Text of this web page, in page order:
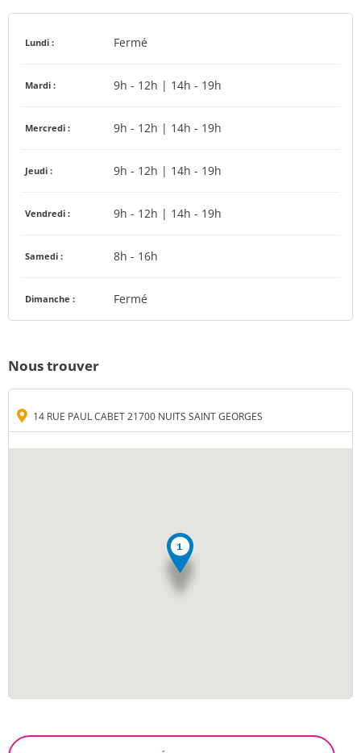
Lundi : Fermé
Mardi : 9h - 12h | 14h - 19h
Mercredi : 9h - 12h | 14h - 19h
Jeudi : 9h - 12h | 14h - 19h
Vendredi : 9h - 12h | 14h - 19h
Samedi : 8h - 16h
Dimanche : Fermé
Nous trouver
14 RUE PAUL CABET 21700 NUITS SAINT GEORGES